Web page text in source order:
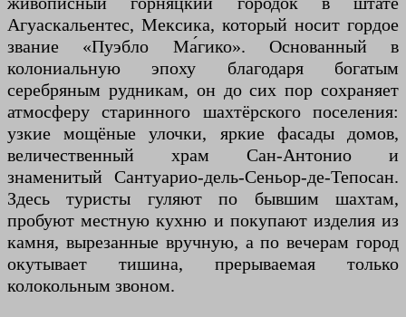
Агуаскальентес, Мексика, который носит гордое
звание «Пуэбло Ма́гико». Основанный в
колониальную эпоху благодаря богатым
серебряным рудникам, он до сих пор сохраняет
атмосферу старинного шахтёрского поселения:
узкие мощёные улочки, яркие фасады домов,
величественный храм Сан-Антонио и
знаменитый Сантуарио-дель-Сеньор-де-Тепосан.
Здесь туристы гуляют по бывшим шахтам,
пробуют местную кухню и покупают изделия из
камня, вырезанные вручную, а по вечерам город
окутывает тишина, прерываемая только
колокольным звоном.